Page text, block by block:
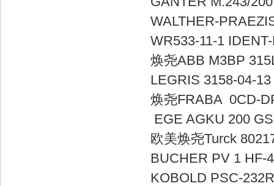
WALTHER-
WR533-11-1
焕尧ABB
LEGRIS
焕尧FRABA
EGE
欧美焕尧Turck
BUCHER
KOBOLD